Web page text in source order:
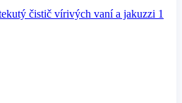
čistič vírivých vaní a jakuzzi 1